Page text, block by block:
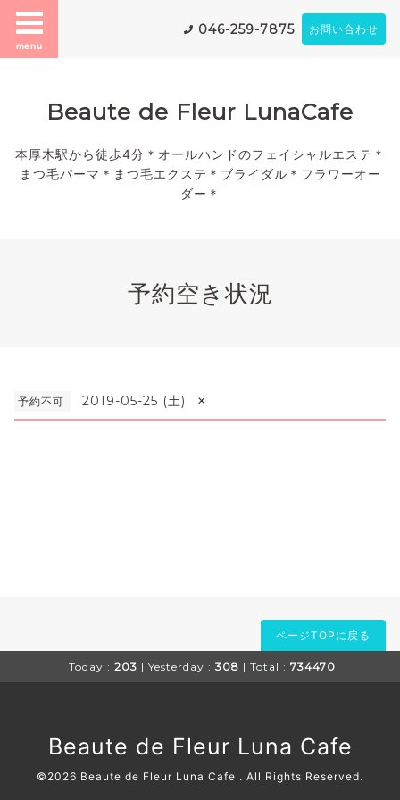
menu
046-259-7875 お問い合わせ
Beaute de Fleur LunaCafe
本厚木駅から徒歩4分＊オールハンドのフェイシャルエステ＊
まつ毛パーマ＊まつ毛エクステ＊ブライダル＊フラワーオー
ダー＊
予約空き状況
予約不可 2019-05-25 (土) ×
ページTOPに戻る
Today : 203 | Yesterday : 308 | Total : 734470
Beaute de Fleur Luna Cafe
©2026 Beaute de Fleur Luna Cafe . All Rights Reserved.